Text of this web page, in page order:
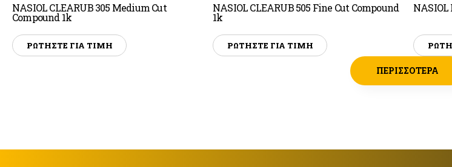
NASIOL CLEARUB 305 Medium Cut
Compound 1k
ΡΩΤΗΣΤΕ ΓΙΑ ΤΙΜΗ
NASIOL CLEARUB 505 Fine Cut Compound
1k
ΡΩΤΗΣΤΕ ΓΙΑ ΤΙΜΗ
ΠΕΡΙΣΣΟΤΕΡΑ